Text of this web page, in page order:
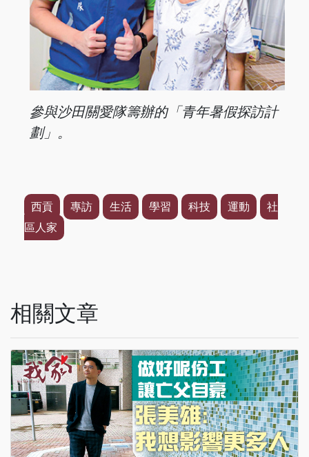
參與沙田關愛隊籌辦的「青年暑假探訪計
劃」。
西貢 專訪 生活 學習 科技 運動
社
區人家
相關文章